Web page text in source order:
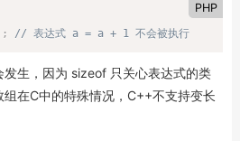
PHP
; // 表达式 a = a + 1 不会被执行
发生，因为 sizeof 只关心表达式的类
在C中的特殊情况，C++不支持变长